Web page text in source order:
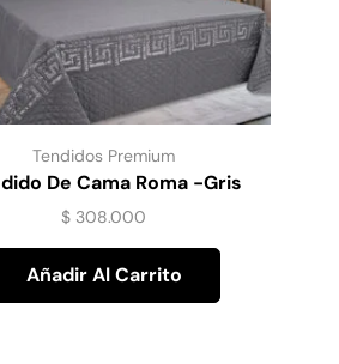
Tendidos Premium
De Cama Roma -Gris
$ 308.000
Añadir Al Carrito